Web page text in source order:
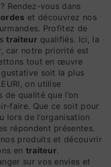
et découvrez nos
Profitez de
traiteur qualifiés. Ici, la
car notre priorité est
tout en œuvre
soit la plus
on utilise
qualité que l’on
faire. Que ce soit pour
lors de l’organisation
répondent présentes.
produits et découvrir
en traiteur.
sur vos envies et